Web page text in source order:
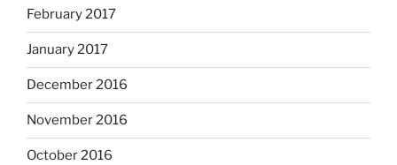
February 2017
January 2017
December 2016
November 2016
October 2016